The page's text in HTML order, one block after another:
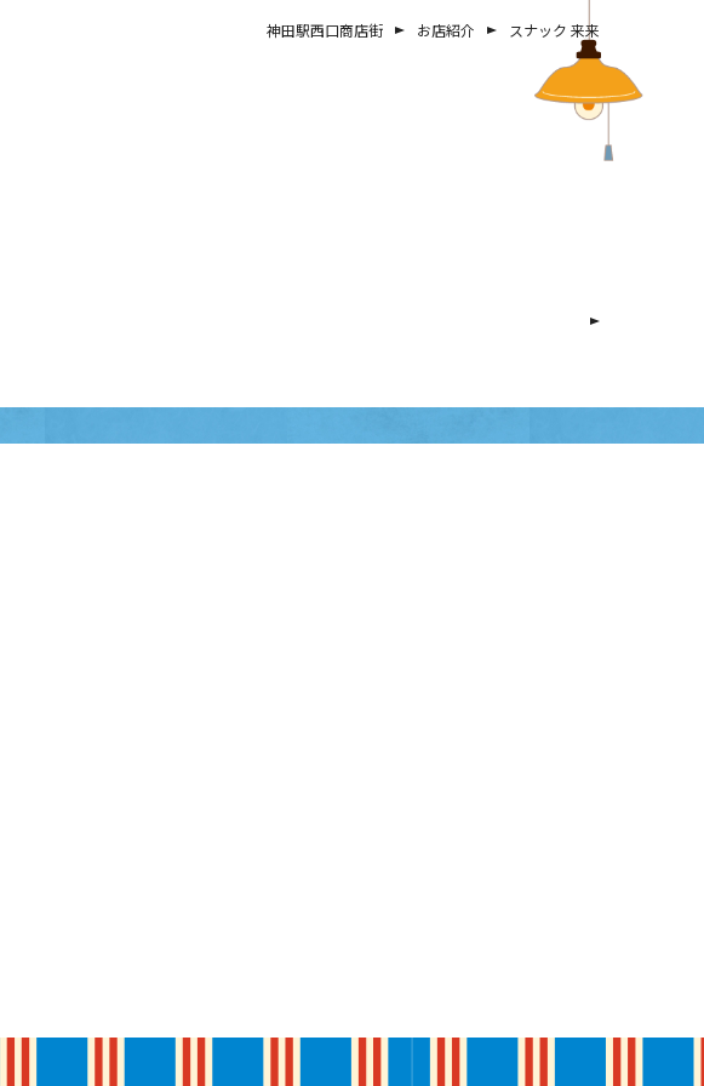
神田駅西口商店街 お店紹介 スナック 来来